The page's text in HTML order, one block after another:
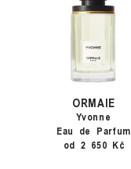
ORMAIE
Yvonne
Eau de Parfum
od 2 650 Kč